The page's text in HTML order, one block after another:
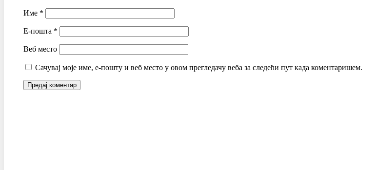
Име *
Е-пошта *
Веб место
Сачувај моје име, е-пошту и веб место у овом прегледачу веба за следећи пут када коментаришем.